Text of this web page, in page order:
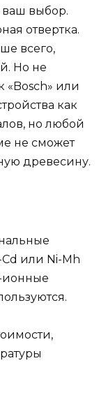
ваш выбор.
отвертка.
всего,
Но не
«Bosch» или
как
но любой
не сможет
древесину.
или Ni-Mh
ионные